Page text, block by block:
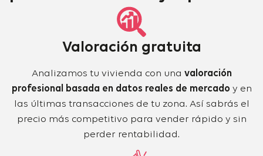
Valoración gratuita
Analizamos tu vivienda con una valoración
profesional basada en datos reales de mercado y en
las últimas transacciones de tu zona. Así sabrás el
precio más competitivo para vender rápido y sin
perder rentabilidad.